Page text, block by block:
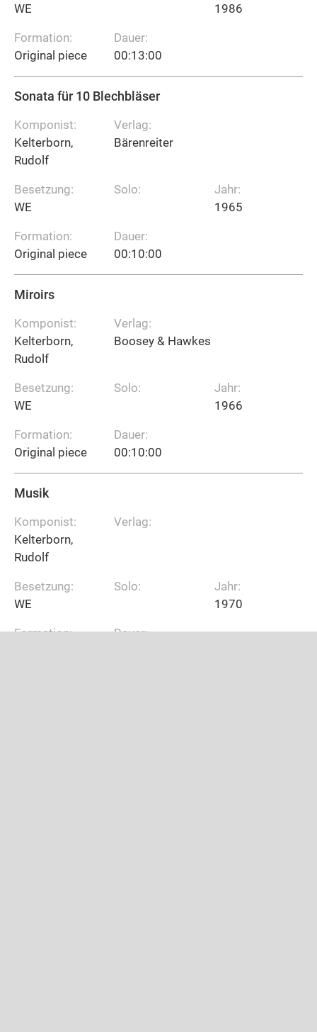
WE
Formation:
Original piece
Dauer:
00:13:00
1986
Sonata für 10 Blechbläser
Komponist:
Kelterborn,
Rudolf
Besetzung:
WE
Formation:
Original piece
Verlag:
Bärenreiter
Solo:
Dauer:
00:10:00
Jahr:
1965
Miroirs
Komponist:
Kelterborn,
Rudolf
Besetzung:
WE
Formation:
Original piece
Verlag:
Boosey & Hawkes
Solo:
Dauer:
00:10:00
Jahr:
1966
Musik
Komponist:
Kelterborn,
Rudolf
Besetzung:
WE
Formation:
Verlag:
Solo:
Dauer:
Jahr:
1970